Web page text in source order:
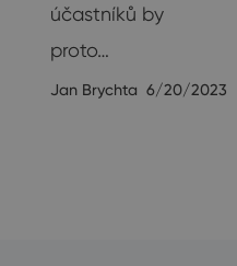
účastníků by
proto…
Jan Brychta 6/20/2023